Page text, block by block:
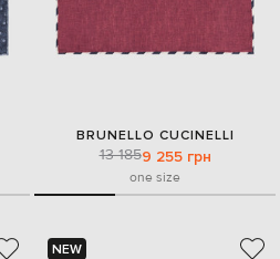
BRUNELLO CUCINELLI
13 1859 255 грн
one size
NEW